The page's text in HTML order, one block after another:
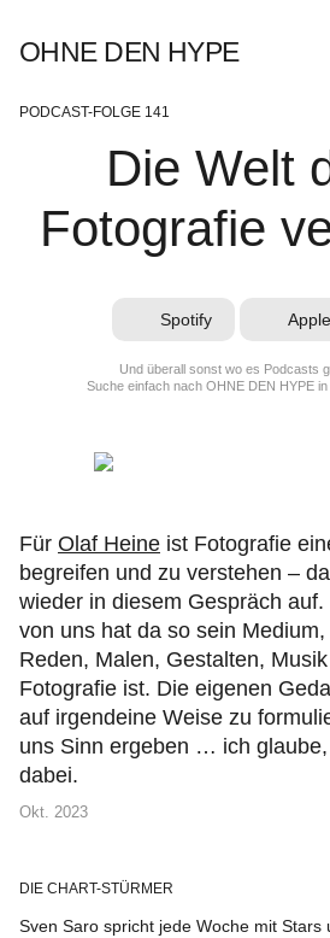
OHNE DEN HYPE
PODCAST-FOLGE 141
Die Welt
Fotografie
Spotify
Und überall sonst wo es Podcasts
Suche einfach nach OHNE DEN HYPE in
Für Olaf Heine ist Fotografie
begreifen und zu verstehen –
wieder in diesem Gespräch
von uns hat da so sein
Reden, Malen, Gestalten,
Fotografie ist. Die eigenen
auf irgendeine Weise zu
uns Sinn ergeben … ich
dabei.
Okt. 2023
DIE CHART-STÜRMER
Sven Saro spricht jede Woche mit Stars